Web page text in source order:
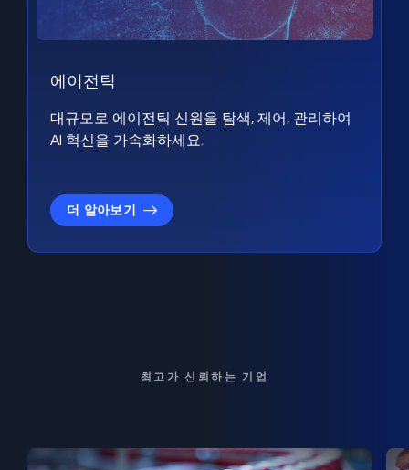
에이전틱
대규모로 에이전틱 신원을 탐색, 제어, 관리하여
AI 혁신을 가속화하세요.
더 알아보기
최고가 신뢰하는 기업